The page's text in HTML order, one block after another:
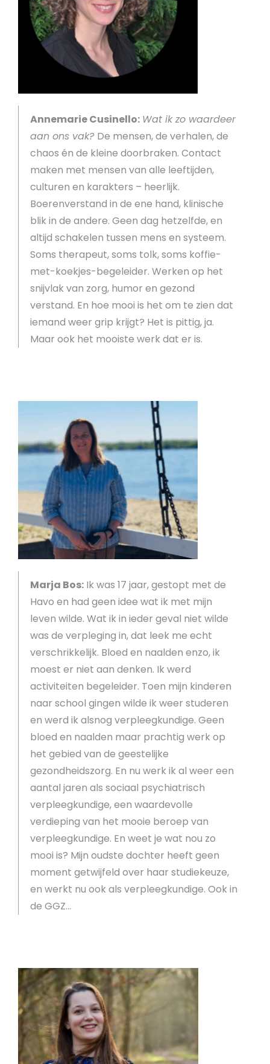
Annemarie Cusinello: Wat ik zo waardeer
aan ons vak? De mensen, de verhalen, de
chaos én de kleine doorbraken. Contact
maken met mensen van alle leeftijden,
culturen en karakters – heerlijk.
Boerenverstand in de ene hand, klinische
blik in de andere. Geen dag hetzelfde, en
altijd schakelen tussen mens en systeem.
Soms therapeut, soms tolk, soms koffie-
met-koekjes-begeleider. Werken op het
snijvlak van zorg, humor en gezond
verstand. En hoe mooi is het om te zien dat
iemand weer grip krijgt? Het is pittig, ja.
Maar ook het mooiste werk dat er is.
Marja Bos: Ik was 17 jaar, gestopt met de
Havo en had geen idee wat ik met mijn
leven wilde. Wat ik in ieder geval niet wilde
was de verpleging in, dat leek me echt
verschrikkelijk. Bloed en naalden enzo, ik
moest er niet aan denken. Ik werd
activiteiten begeleider. Toen mijn kinderen
naar school gingen wilde ik weer studeren
en werd ik alsnog verpleegkundige. Geen
bloed en naalden maar prachtig werk op
het gebied van de geestelijke
gezondheidszorg. En nu werk ik al weer een
aantal jaren als sociaal psychiatrisch
verpleegkundige, een waardevolle
verdieping van het mooie beroep van
verpleegkundige. En weet je wat nou zo
mooi is? Mijn oudste dochter heeft geen
moment getwijfeld over haar studiekeuze,
en werkt nu ook als verpleegkundige. Ook in
de GGZ…